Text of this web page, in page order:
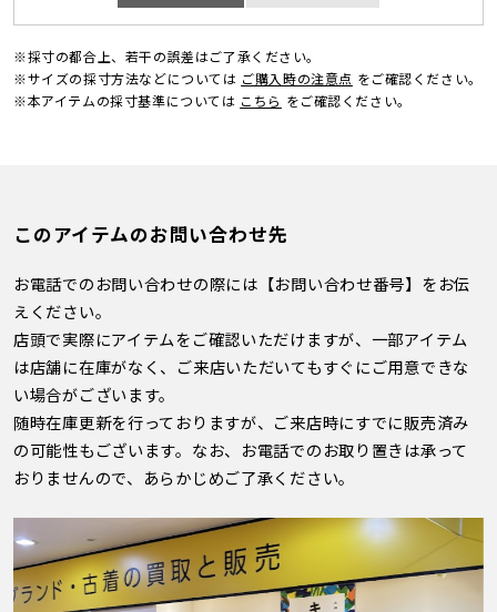
※採寸の都合上、若干の誤差はご了承ください。
※サイズの採寸方法などについては ご購入時の注意点 をご確認ください。
※本アイテムの採寸基準については こちら をご確認ください。
このアイテムのお問い合わせ先
お電話でのお問い合わせの際には【お問い合わせ番号】をお伝
えください。
店頭で実際にアイテムをご確認いただけますが、一部アイテム
は店舗に在庫がなく、ご来店いただいてもすぐにご用意できな
い場合がございます。
随時在庫更新を行っておりますが、ご来店時にすでに販売済み
の可能性もございます。なお、お電話でのお取り置きは承って
おりませんので、あらかじめご了承ください。